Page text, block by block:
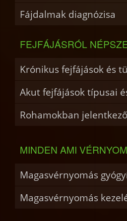
Fájdalmak diagnózisa
FEJFÁJÁSRÓL
Krónikus fejfájások és
Akut fejfájások típusai
Rohamokban
MINDEN AMI
Magasvérnyomás
Magasvérnyomás